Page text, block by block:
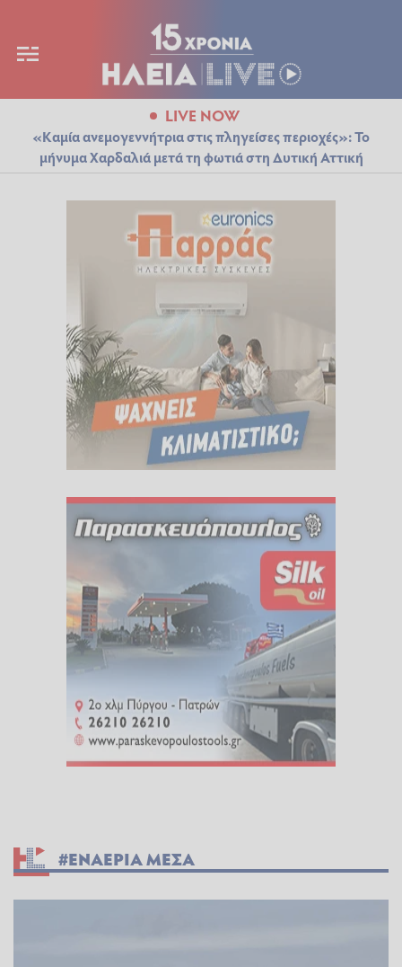
LIVE NOW
«Καμία ανεμογεννήτρια στις πληγείσες περιοχές»: Το
μήνυμα Χαρδαλιά μετά τη φωτιά στη Δυτική Αττική
#ΕΝΑΕΡΙΑ ΜΕΣΑ